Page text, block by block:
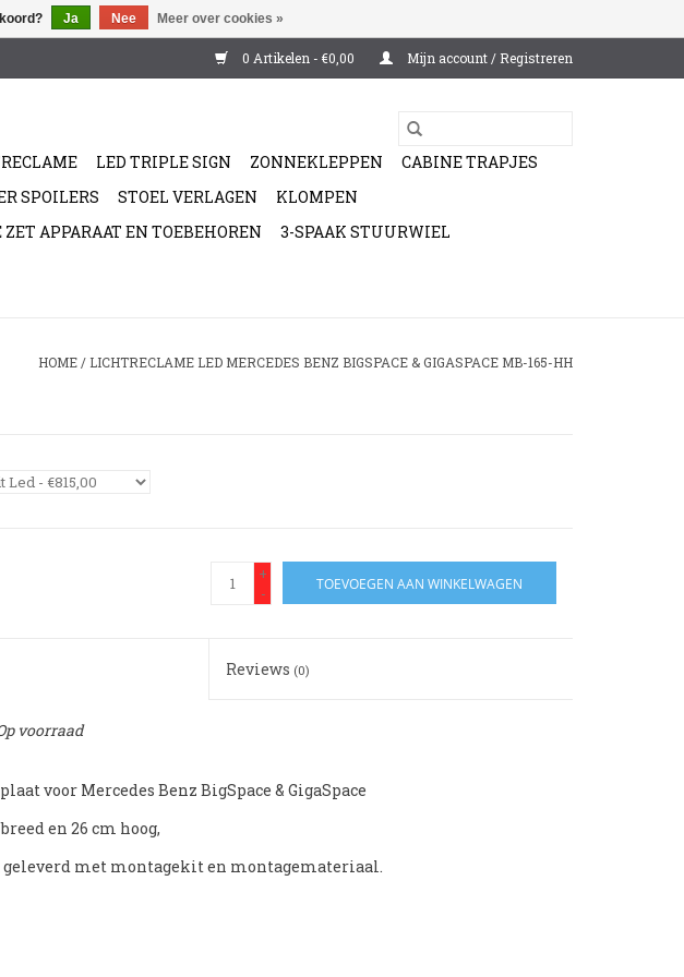
0 Artikelen - €0,00 Mijn account / Registreren
LED TRIPLE SIGN ZONNEKLEPPEN
CABINE TRAPJES
SPOILERS STOEL VERLAGEN
KLOMPEN
ZET APPARAAT EN TOEBEHOREN
3-SPAAK STUURWIEL
HOME / LICHTRECLAME LED MERCEDES BENZ BIGSPACE & GIGASPACE MB-165-HH
+
-
TOEVOEGEN AAN WINKELWAGEN
Reviews (0)
voorraad
voor Mercedes Benz BigSpace & GigaSpace
en 26 cm hoog,
geleverd met montagekit en montagemateriaal.
Ja Nee Meer over cookies »